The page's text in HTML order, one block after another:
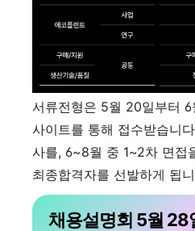
서류전형은 5월 20일부터
사이트를 통해 접수받습니
사를, 6~8월 중 1~2차 면접
최종합격자를 선발하게 됩
채용설명회 5월 28